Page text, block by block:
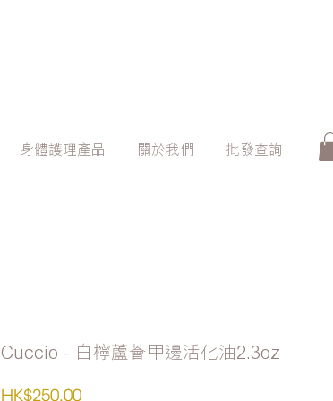
身體護理產品 關於我們 批發查詢
Cuccio - 白檸蘆薈甲邊活化油2.3oz
HK$250.00價